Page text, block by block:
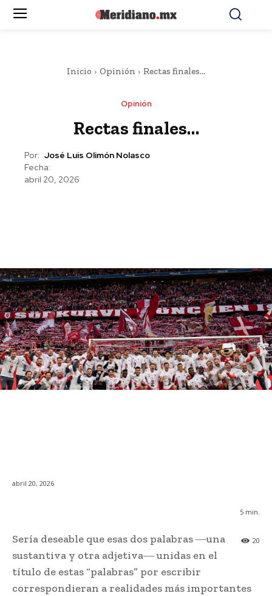
Inicio Opinión Rectas finales...
Opinión
Rectas finales…
Por: José Luis Olimón Nolasco
Fecha:
abril 20, 2026
abril 20, 2026
5 min.
20
Sería deseable que esas dos palabras ―una
sustantiva y otra adjetiva― unidas en el
título de estas “palabras” por escribir
correspondieran a realidades más importantes